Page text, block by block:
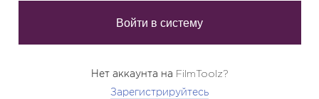
Нет аккаунта на FilmToolz?
Зарегистрируйтесь